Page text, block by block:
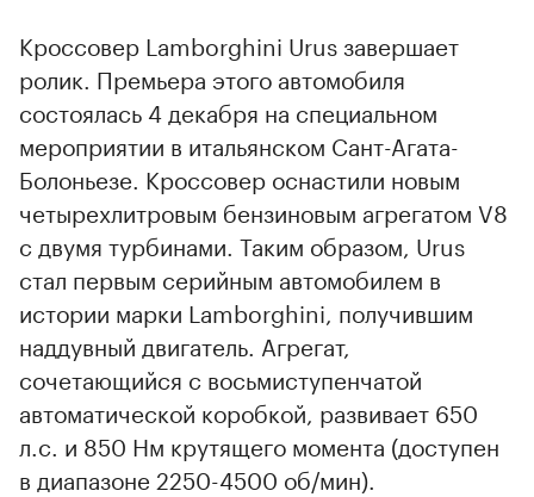
Кроссовер Lamborghini Urus завершает
ролик. Премьера этого автомобиля
состоялась 4 декабря на специальном
мероприятии в итальянском Сант-Агата-
Болоньезе. Кроссовер оснастили новым
четырехлитровым бензиновым агрегатом V8
с двумя турбинами. Таким образом, Urus
стал первым серийным автомобилем в
истории марки Lamborghini, получившим
наддувный двигатель. Агрегат,
сочетающийся с восьмиступенчатой
автоматической коробкой, развивает 650
л.с. и 850 Нм крутящего момента (доступен
в диапазоне 2250-4500 об/мин).